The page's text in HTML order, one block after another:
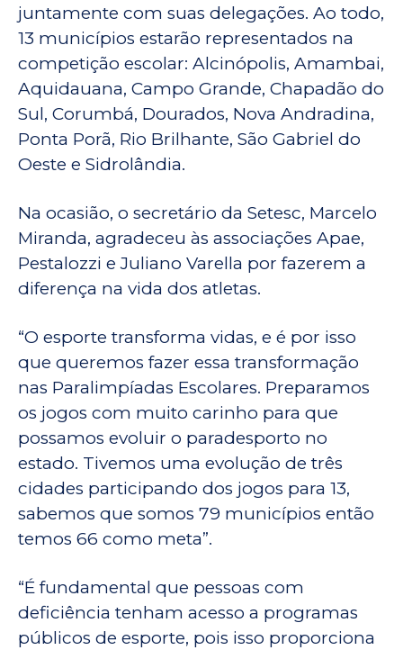
juntamente com suas delegações. Ao todo,
13 municípios estarão representados na
competição escolar: Alcinópolis, Amambai,
Aquidauana, Campo Grande, Chapadão do
Sul, Corumbá, Dourados, Nova Andradina,
Ponta Porã, Rio Brilhante, São Gabriel do
Oeste e Sidrolândia.
Na ocasião, o secretário da Setesc, Marcelo
Miranda, agradeceu às associações Apae,
Pestalozzi e Juliano Varella por fazerem a
diferença na vida dos atletas.
“O esporte transforma vidas, e é por isso
que queremos fazer essa transformação
nas Paralimpíadas Escolares. Preparamos
os jogos com muito carinho para que
possamos evoluir o paradesporto no
estado. Tivemos uma evolução de três
cidades participando dos jogos para 13,
sabemos que somos 79 municípios então
temos 66 como meta”.
“É fundamental que pessoas com
deficiência tenham acesso a programas
públicos de esporte, pois isso proporciona